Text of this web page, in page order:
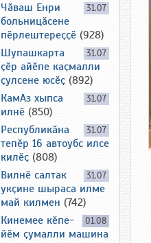
31.07
Чӑваш Енри
больницӑсене
пӗрлештереҫҫӗ (928)
31.07
Шупашкарта
ҫӗр айӗпе каҫмалли
ҫулсене юсӗҫ (892)
31.07
КамАз хыпса
илнӗ (850)
31.07
Республикӑна
тепӗр 16 автоубс илсе
килӗҫ (808)
31.07
Вилнӗ салтак
укҫине шыраса илме
май килмен (742)
01.08
Кинемее кӗпе-
йӗм ҫумалли машина